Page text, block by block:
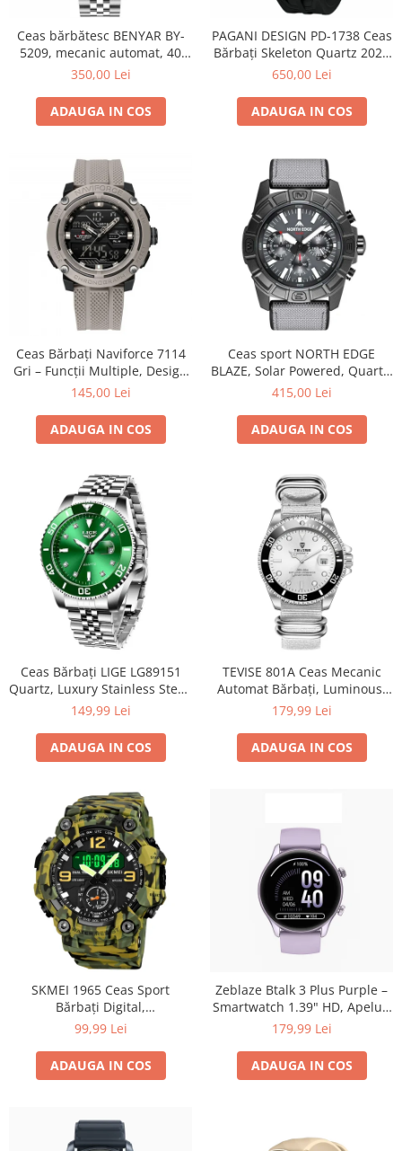
Ceas bărbătesc BENYAR BY-
5209, mecanic automat, 40
mm, diver, rezistent la apă
350,00 Lei
ADAUGA IN COS
PAGANI DESIGN PD-1738 Ceas
Bărbați Skeleton Quartz 2025
| Safir, Curea Silicon,
650,00 Lei
ADAUGA IN COS
Ceas Bărbați Naviforce 7114
Gri – Funcții Multiple, Design
Sport, Cronometru, Rezistent
145,00 Lei
ADAUGA IN COS
Ceas sport NORTH EDGE
BLAZE, Solar Powered, Quartz,
carcasă aliaj zinc, curea
5ATM
415,00 Lei
ADAUGA IN COS
Ceas Bărbați LIGE LG89151
Quartz, Luxury Stainless Steel,
Waterproof 3ATM, Luminous,
149,99 Lei
ADAUGA IN COS
TEVISE 801A Ceas Mecanic
Automat Bărbați, Luminous,
Calendar Complet,
179,99 Lei
ADAUGA IN COS
SKMEI 1965 Ceas Sport
Bărbați Digital,
Multifuncțional, 5ATM
Cronometru, Lumină LED,
Calendar
99,99 Lei
ADAUGA IN COS
Zeblaze Btalk 3 Plus Purple –
Smartwatch 1.39" HD, Apeluri
Bluetooth, HR, SpO₂, Fitness,
179,99 Lei
ADAUGA IN COS